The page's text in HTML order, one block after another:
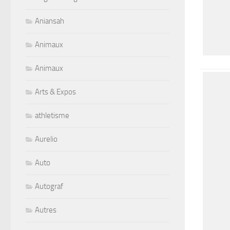
Aniansah
Animaux
Animaux
Arts & Expos
athletisme
Aurelio
Auto
Autograf
Autres